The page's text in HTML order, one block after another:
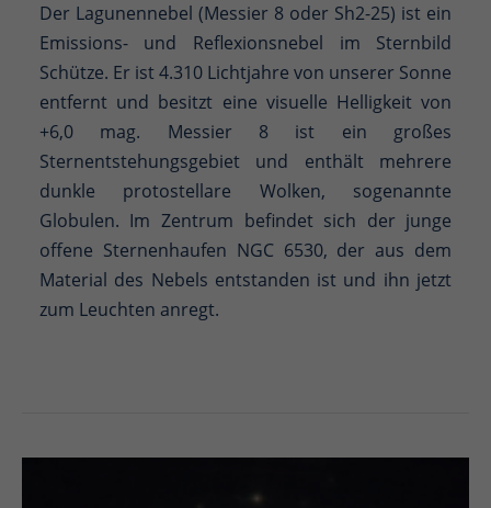
Der Lagunennebel (Messier 8 oder Sh2-25) ist ein
Emissions- und Reflexionsnebel im Sternbild
Schütze. Er ist 4.310 Lichtjahre von unserer Sonne
entfernt und besitzt eine visuelle Helligkeit von
+6,0 mag. Messier 8 ist ein großes
Sternentstehungsgebiet und enthält mehrere
dunkle protostellare Wolken, sogenannte
Globulen. Im Zentrum befindet sich der junge
offene Sternenhaufen NGC 6530, der aus dem
Material des Nebels entstanden ist und ihn jetzt
zum Leuchten anregt.